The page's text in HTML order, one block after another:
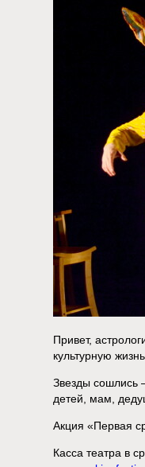
Привет,
культурную
Звезды сошлись
детей, мам,
Акция «Первая
Касса театра в